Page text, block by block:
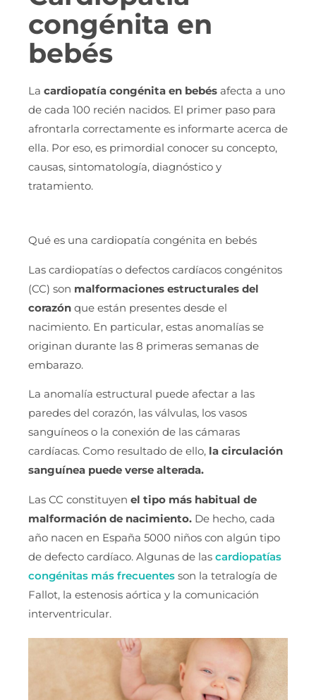
congénita en
bebés
La cardiopatía congénita en bebés afecta a uno
de cada 100 recién nacidos. El primer paso para
afrontarla correctamente es informarte acerca de
ella. Por eso, es primordial conocer su concepto,
causas, sintomatología, diagnóstico y
tratamiento.
Qué es una cardiopatía congénita en bebés
Las cardiopatías o defectos cardíacos congénitos
(CC) son malformaciones estructurales del
corazón que están presentes desde el
nacimiento. En particular, estas anomalías se
originan durante las 8 primeras semanas de
embarazo.
La anomalía estructural puede afectar a las
paredes del corazón, las válvulas, los vasos
sanguíneos o la conexión de las cámaras
cardíacas. Como resultado de ello, la circulación
sanguínea puede verse alterada.
Las CC constituyen el tipo más habitual de
malformación de nacimiento. De hecho, cada
año nacen en España 5000 niños con algún tipo
de defecto cardíaco. Algunas de las cardiopatías
congénitas más frecuentes son la tetralogía de
Fallot, la estenosis aórtica y la comunicación
interventricular.